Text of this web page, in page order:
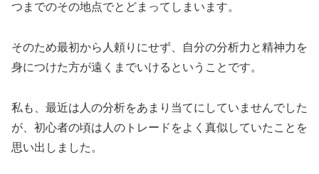
つまでのその地点でとどまってしまいます。
そのため最初から人頼りにせず、自分の分析力と精神力を
身につけた方が遠くまでいけるということです。
私も、最近は人の分析をあまり当てにしていませんでした
が、初心者の頃は人のトレードをよく真似していたことを
思い出しました。